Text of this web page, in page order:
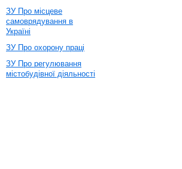
ЗУ Про місцеве
самоврядування в
Україні
ЗУ Про охорону праці
ЗУ Про регулювання
містобудівної діяльності